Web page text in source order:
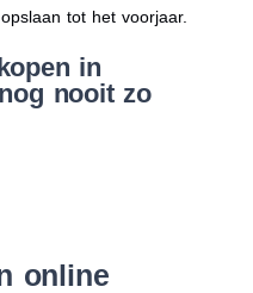
tot het voorjaar.
in
nooit zo
online